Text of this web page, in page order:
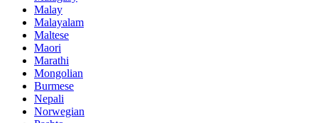
Malay
Malayalam
Maltese
Maori
Marathi
Mongolian
Burmese
Nepali
Norwegian